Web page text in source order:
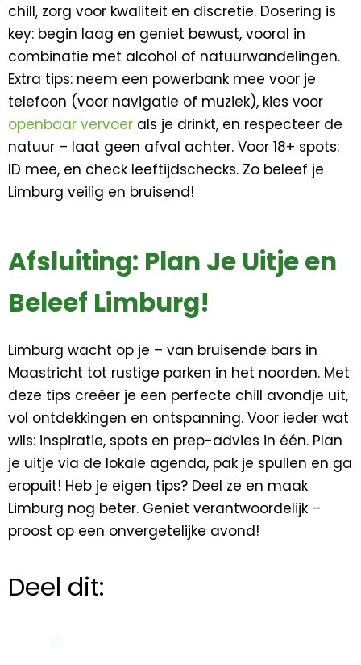
chill, zorg voor kwaliteit en discretie. Dosering is
key: begin laag en geniet bewust, vooral in
combinatie met alcohol of natuurwandelingen.
Extra tips: neem een powerbank mee voor je
telefoon (voor navigatie of muziek), kies voor
openbaar vervoer als je drinkt, en respecteer de
natuur – laat geen afval achter. Voor 18+ spots:
ID mee, en check leeftijdschecks. Zo beleef je
Limburg veilig en bruisend!
Afsluiting: Plan Je Uitje en
Beleef Limburg!
Limburg wacht op je – van bruisende bars in
Maastricht tot rustige parken in het noorden. Met
deze tips creëer je een perfecte chill avondje uit,
vol ontdekkingen en ontspanning. Voor ieder wat
wils: inspiratie, spots en prep-advies in één. Plan
je uitje via de lokale agenda, pak je spullen en ga
eropuit! Heb je eigen tips? Deel ze en maak
Limburg nog beter. Geniet verantwoordelijk –
proost op een onvergetelijke avond!
Deel dit: